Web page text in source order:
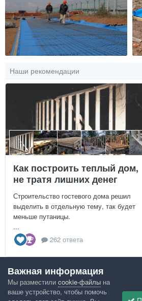
Наши рекомендации
Как построить теплый дом,
не тратя лишних денег
Строительство гостевого дома решил
выделить в отдельную тему, так будет
меньше путаницы.
...
262 ответа
Посмотреть всё
Важная информация
Мы разместили cookie-файлы на
ваше устройство, чтобы помочь